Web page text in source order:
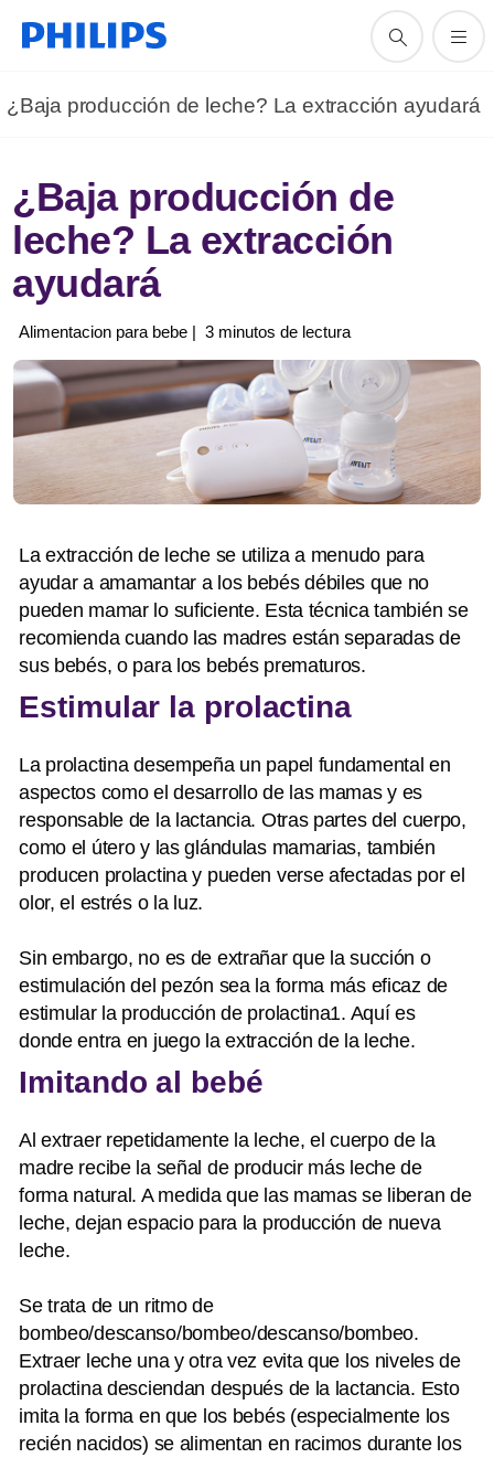
¿Baja producción de leche? La extracción ayudará
¿Baja producción de
leche? La extracción
ayudará
Alimentacion para bebe | 3 minutos de lectura
La extracción de leche se utiliza a menudo para
ayudar a amamantar a los bebés débiles que no
pueden mamar lo suficiente. Esta técnica también se
recomienda cuando las madres están separadas de
sus bebés, o para los bebés prematuros.
Estimular la prolactina
La prolactina desempeña un papel fundamental en
aspectos como el desarrollo de las mamas y es
responsable de la lactancia. Otras partes del cuerpo,
como el útero y las glándulas mamarias, también
producen prolactina y pueden verse afectadas por el
olor, el estrés o la luz.
Sin embargo, no es de extrañar que la succión o
estimulación del pezón sea la forma más eficaz de
estimular la producción de prolactina1. Aquí es
donde entra en juego la extracción de la leche.
Imitando al bebé
Al extraer repetidamente la leche, el cuerpo de la
madre recibe la señal de producir más leche de
forma natural. A medida que las mamas se liberan de
leche, dejan espacio para la producción de nueva
leche.
Se trata de un ritmo de
bombeo/descanso/bombeo/descanso/bombeo.
Extraer leche una y otra vez evita que los niveles de
prolactina desciendan después de la lactancia. Esto
imita la forma en que los bebés (especialmente los
recién nacidos) se alimentan en racimos durante los